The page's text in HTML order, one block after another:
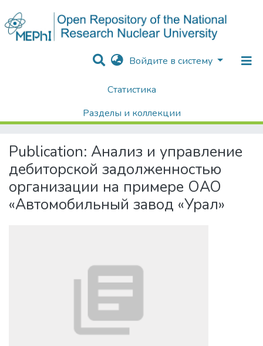
Войдите в систему
Статистика
Разделы и коллекции
Анализ и управление дебиторской задолженностью организации на примере ОАО «Автомобильный завод «Урал»
Publication: Анализ и управление
дебиторской задолженностью
организации на примере ОАО
«Автомобильный завод «Урал»